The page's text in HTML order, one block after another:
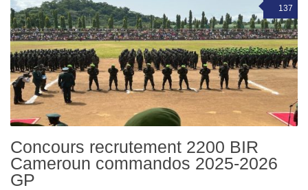
137
Concours recrutement 2200 BIR
Cameroun commandos 2025-2026
GP